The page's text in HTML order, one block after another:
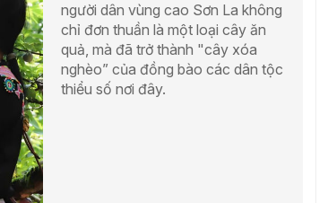
người dân vùng cao Sơn La không
chỉ đơn thuần là một loại cây ăn
quả, mà đã trở thành "cây xóa
nghèo” của đồng bào các dân tộc
thiểu số nơi đây.